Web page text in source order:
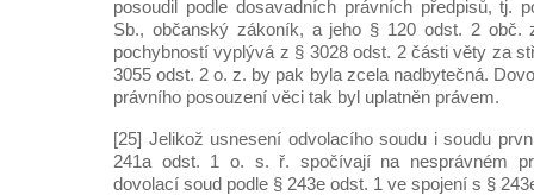
posoudil podle dosavadních právních předpisů, tj.
Sb., občanský zákoník, a jeho § 120 odst. 2 obč.
pochybností vyplývá z § 3028 odst. 2 části věty za
3055 odst. 2 o. z. by pak byla zcela nadbytečná.
právního posouzení věci tak byl uplatněn právem.
[25] Jelikož usnesení odvolacího soudu i soudu
241a odst. 1 o. s. ř. spočívají na nesprávném
dovolací soud podle § 243e odst. 1 ve spojení s §